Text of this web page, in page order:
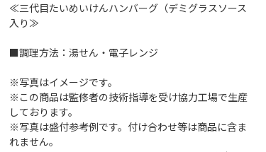
≪三代目たいめいけんハンバーグ（デミグラスソース
入り≫
■調理方法：湯せん・電子レンジ
※写真はイメージです。
※この商品は監修者の技術指導を受け協力工場で生産
しております。
※写真は盛付参考例です。付け合わせ等は商品に含ま
れません。